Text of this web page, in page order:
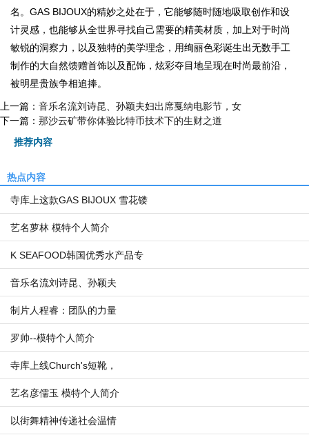
名。GAS BIJOUX的精妙之处在于，它能够随时随地吸取创作和设
计灵感，也能够从全世界寻找自己需要的精美材质，加上对于时尚
敏锐的洞察力，以及独特的美学理念，用绚丽色彩诞生出无数手工
制作的大自然馈赠首饰以及配饰，炫彩夺目地呈现在时尚最前沿，
被明星贵族争相追捧。
上一篇： 音乐名流刘诗昆、孙颖夫妇出席戛纳电影节，女
下一篇： 那沙云矿带你体验比特币技术下的生财之道
推荐内容
热点内容
寺库上这款GAS BIJOUX 雪花镂
艺名萝林 模特个人简介
K SEAFOOD韩国优秀水产品专
音乐名流刘诗昆、孙颖夫
制片人程睿：团队的力量
罗帅--模特个人简介
寺库上线Church's短靴，
艺名彦儒玉 模特个人简介
以街舞精神传递社会温情